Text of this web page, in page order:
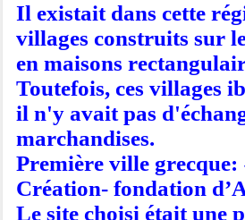
Il existait dans cette
villages construits sur
en maisons
Toutefois, ces villages
il n'y avait pas
marchandises.
Première ville grecque:
Création- fondation
Le site choisi était une